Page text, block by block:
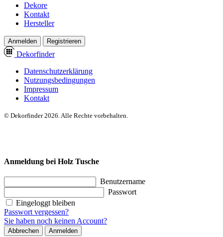
Dekore
Kontakt
Hersteller
Anmelden Registrieren
Dekorfinder
Datenschutzerklärung
Nutzungsbedingungen
Impressum
Kontakt
© Dekorfinder 2026. Alle Rechte vorbehalten.
Anmeldung bei Holz Tusche
Benutzername
Passwort
Eingeloggt bleiben
Passwort vergessen?
Sie haben noch keinen Account?
Abbrechen Anmelden